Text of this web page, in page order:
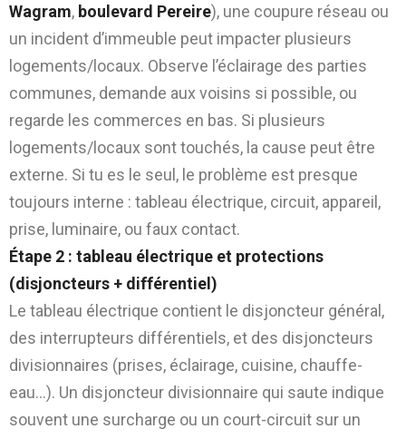
Wagram, boulevard Pereire), une coupure réseau ou
un incident d’immeuble peut impacter plusieurs
logements/locaux. Observe l’éclairage des parties
communes, demande aux voisins si possible, ou
regarde les commerces en bas. Si plusieurs
logements/locaux sont touchés, la cause peut être
externe. Si tu es le seul, le problème est presque
toujours interne : tableau électrique, circuit, appareil,
prise, luminaire, ou faux contact.
Étape 2 : tableau électrique et protections
(disjoncteurs + différentiel)
Le tableau électrique contient le disjoncteur général,
des interrupteurs différentiels, et des disjoncteurs
divisionnaires (prises, éclairage, cuisine, chauffe-
eau…). Un disjoncteur divisionnaire qui saute indique
souvent une surcharge ou un court-circuit sur un